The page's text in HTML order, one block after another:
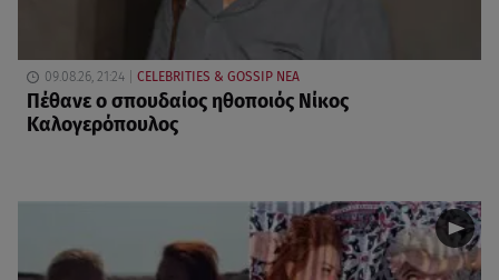
09.08.26, 21:24 CELEBRITIES & GOSSIP ΝΕΑ
Πέθανε ο σπουδαίος ηθοποιός Νίκος
Καλογερόπουλος